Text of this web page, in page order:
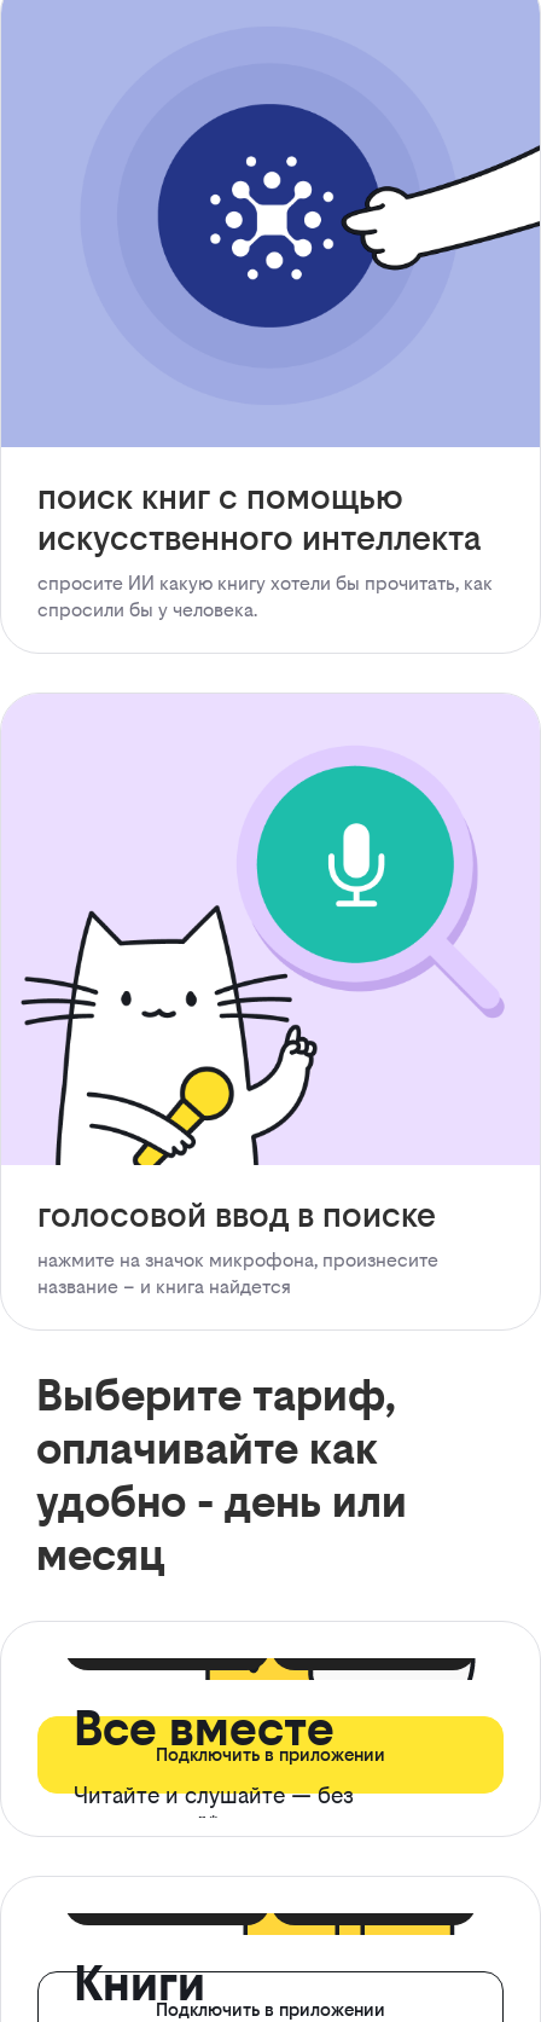
поиск книг с помощью
искусственного интеллекта
спросите ИИ какую книгу хотели бы прочитать, как
спросили бы у человека.
голосовой ввод в поиске
нажмите на значок микрофона, произнесите
название – и книга найдется
Выберите тариф,
оплачивайте как
удобно - день или
месяц
Все вместе
Читайте и слушайте — без
ограничений*
Подключить в приложении
КнигиПодключить в приложении